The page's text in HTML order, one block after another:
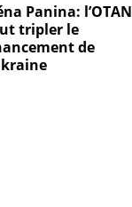
Panina: l’OTAN
tripler le
de